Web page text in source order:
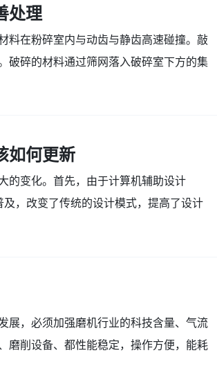
处理
料在粉碎室内与动齿与静齿高速碰撞。敲
破碎的材料通过筛网落入破碎室下方的集
如何更新
的变化。首先，由于计算机辅助设计
，改变了传统的设计模式，提高了设计
展，必须加强磨机行业的科技含量、气流
磨削设备、都性能稳定，操作方便，能耗